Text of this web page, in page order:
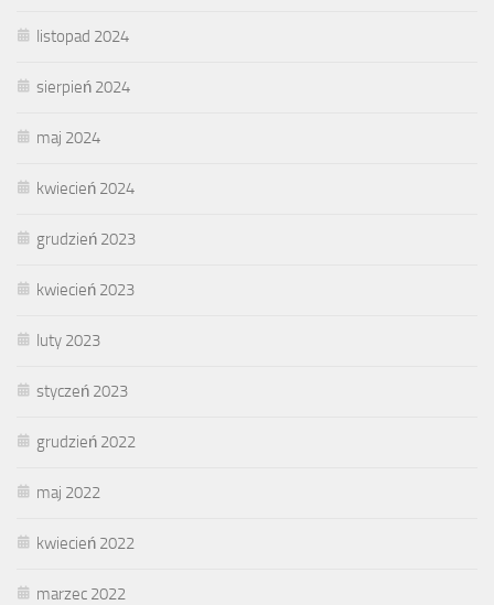
listopad 2024
sierpień 2024
maj 2024
kwiecień 2024
grudzień 2023
kwiecień 2023
luty 2023
styczeń 2023
grudzień 2022
maj 2022
kwiecień 2022
marzec 2022